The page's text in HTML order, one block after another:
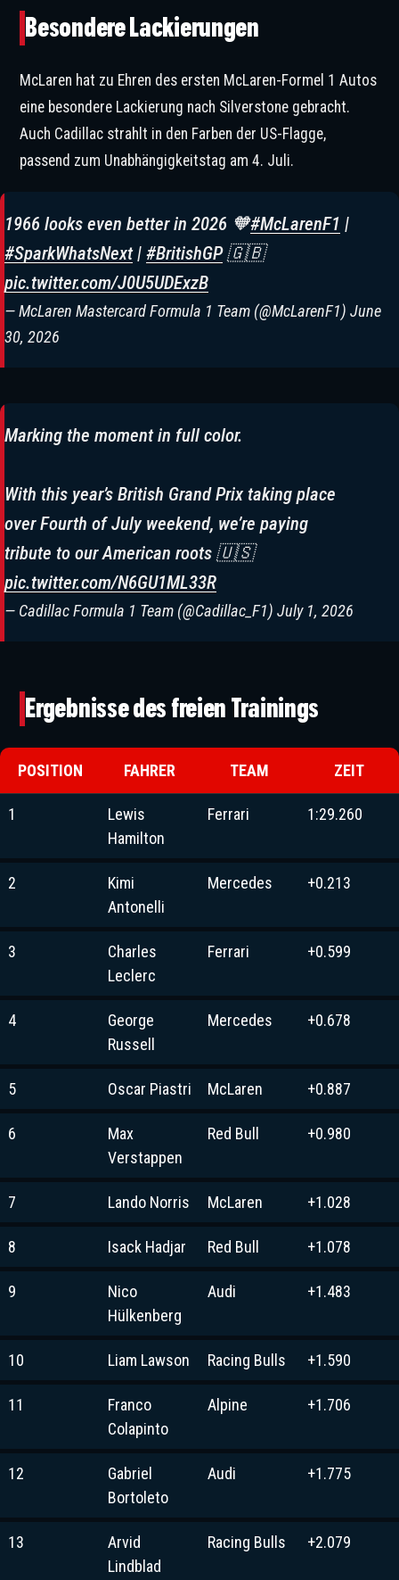
Besondere Lackierungen
McLaren hat zu Ehren des ersten McLaren-Formel 1 Autos
eine besondere Lackierung nach Silverstone gebracht.
Auch Cadillac strahlt in den Farben der US-Flagge,
passend zum Unabhängigkeitstag am 4. Juli.
1966 looks even better in 2026 🧡#McLarenF1 |
#SparkWhatsNext| #BritishGP🇬🇧
pic.twitter.com/J0U5UDExzB
— McLaren Mastercard Formula 1 Team (@McLarenF1) June
30, 2026
Marking the moment in full color.
With this year’s British Grand Prix taking place
over Fourth of July weekend, we’re paying
tribute to our American roots 🇺🇸
pic.twitter.com/N6GU1ML33R
— Cadillac Formula 1 Team (@Cadillac_F1) July 1, 2026
Ergebnisse des freien Trainings
POSITION FAHRER TEAM ZEIT
1
Lewis
Hamilton
Ferrari 1:29.260
2
Kimi
Antonelli
Mercedes +0.213
3
Charles
Leclerc
Ferrari +0.599
4
George
Russell
Mercedes +0.678
5 Oscar Piastri McLaren +0.887
6
Max
Verstappen
Red Bull +0.980
7 Lando Norris McLaren +1.028
8 Isack Hadjar Red Bull +1.078
9
Nico
Hülkenberg
Audi +1.483
10 Liam Lawson Racing Bulls +1.590
11
Franco
Colapinto
Alpine +1.706
12
Gabriel
Bortoleto
Audi +1.775
13
Arvid
Lindblad
Racing Bulls +2.079